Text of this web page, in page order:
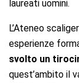
laureati uomini.
L’Ateneo
esperienze
svolto un
quest’ambito il